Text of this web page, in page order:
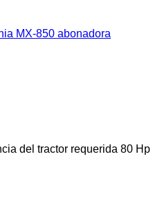
MX-850 abonadora
del tractor requerida 80 Hp